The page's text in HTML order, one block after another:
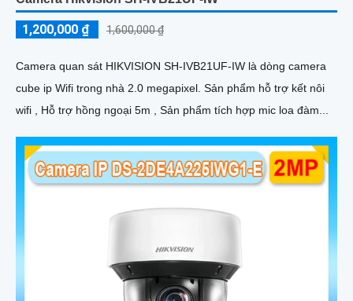
1,200,000 ₫ 1,600,000 ₫
Camera quan sát HIKVISION SH-IVB21UF-IW là dòng camera
cube ip Wifi trong nhà 2.0 megapixel. Sản phẩm hỗ trợ kết nôi
wifi , Hỗ trợ hồng ngoại 5m , Sản phẩm tích hợp mic loa đàm...